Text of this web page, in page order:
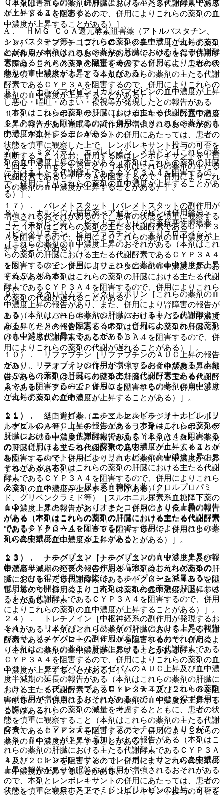
（本剤はこれらの薬剤の肝臓における主たる代謝酵素である
ＣＹＰ３Ａ４を阻害するので、併用によりこれらの薬剤の血
中濃度が上昇することがある）］。
１５）． イブルチニブ、ラロトレクチニブ［これらの薬剤
の副作用が増強されるおそれがあるので、やむを得ず併用す
る際は、これらの薬剤の減量を考慮するとともに、患者の状
態を慎重に観察すること（本剤はこれらの薬剤の主たる代謝
酵素であるＣＹＰ３Ａを阻害するので、併用によりこれらの
薬剤の血中濃度が上昇することがある）］。
１６）． レンボレキサント［レンボレキサントの血中濃度
上昇の報告があり傾眠等の副作用が増強されるおそれがある
ので、本剤とレンボレキサントの併用にあたっては、患者の
状態を慎重に観察した上で、レンボレキサント投与の可否を
判断すること（なお、併用する際はレンボレキサントを１日
１回２．５ｍｇとすること）（本剤はこれらの薬剤の主たる
代謝酵素であるＣＹＰ３Ａを阻害するので、併用によりこれ
らの薬剤の血中濃度が上昇することがある）］。
１７）． バレメトスタット［バレメトスタットの副作用が
増強されるおそれがあるので、患者の状態を慎重に観察する
こと（本剤はこれらの薬剤の主たる代謝酵素であるＣＹＰ３
Ａを阻害するので、併用によりこれらの薬剤の血中濃度が上
昇することがある）］。
１８）． フェンタニル［フェンタニルの血中濃度上昇のお
それがある（本剤はこれらの薬剤の肝臓における主たる代謝
酵素であるＣＹＰ３Ａ４を阻害するので、併用によりこれら
の薬剤の代謝が遅れることがある）］。
１９）． リバーロキサバン［リバーロキサバンの血中濃度
が上昇したとの報告がある（本剤はこれらの薬剤の肝臓にお
ける主たる代謝酵素であるＣＹＰ３Ａ４を阻害するので、併
用によりこれらの薬剤の代謝が遅れることがある）］。
２０）． テオフィリン［テオフィリンの血中濃度上昇の報
告がある（本剤はこれらの薬剤の肝臓における主たる代謝酵
素であるチトクロームＰ４５０を阻害するので、併用により
これらの薬剤の血中濃度が上昇することがある）］。
２１）． 経口避妊薬（エチニルエストラジオール、レボノ
ルゲストレル等）［エチニルエストラジオール、レボノルゲ
ストレルの血中濃度上昇の報告がある（本剤はこれらの薬剤
の肝臓における主たる代謝酵素であるチトクロームＰ４５０
を阻害するので、併用によりこれらの薬剤の血中濃度が上昇
することがある）］。
２２）． スルホニル尿素系血糖降下薬（クロルプロパミ
ド、グリベンクラミド等）［スルホニル尿素系血糖降下薬の
血中濃度上昇の報告があり、また、併用により低血糖の報告
がある（本剤はこれらの薬剤の肝臓における主たる代謝酵素
であるチトクロームＰ４５０を阻害するので、併用によりこ
れらの薬剤の血中濃度が上昇することがある）］。
２３）． ナテグリニド［ナテグリニドのＡＵＣ上昇及び血
中濃度半減期の延長の報告がある（本剤はこれらの薬剤の肝
臓における主たる代謝酵素であるチトクロームＰ４５０を阻
害するので、併用によりこれらの薬剤の血中濃度が上昇する
ことがある）］。
２４）． トレチノイン［中枢神経系の副作用が発現するお
それがある（本剤はこれらの薬剤の肝臓における主たる代謝
酵素であるチトクロームＰ４５０を阻害するので、併用によ
りこれらの薬剤の血中濃度が上昇することがある）］。
２５）． ジアゼパム［ジアゼパムのＡＵＣ上昇及び血中濃
度半減期の延長の報告がある（本剤はこれらの薬剤の肝臓に
おける主たる代謝酵素であるＣＹＰ３Ａ４及び２Ｃ１９を阻
害するので、併用によりこれらの薬剤の血中濃度が上昇する
ことがある）］。
２６）． トファシチニブ［トファシチニブのＡＵＣが７
９％・Ｃｍａｘが２７％増加したとの報告がある（本剤はこ
れらの薬剤の肝臓における主たる代謝酵素であるＣＹＰ３Ａ
４及び２Ｃ１９を阻害するので、併用によりこれらの薬剤の
血中濃度が上昇することがある）］。
２７）． シクロホスファミド［ビリルビンの上昇、クレア
Ｃ９を阻害するので、併用によりフルバスタチンの血中濃度
が上昇することがある）］。
A． ＨＭＧ−ＣｏＡ還元酵素阻害薬（アトルバスタチン、
シンバスタチン等）［これらの薬剤の血中濃度が上昇するこ
とがある（本剤はこれらの薬剤の肝臓における主たる代謝酵
素であるＣＹＰ３Ａ４を阻害するので、併用によりこれらの
薬剤の血中濃度が上昇することがある）］。
６）． カルバマゼピン［カルバマゼピンの血中濃度が上昇
し悪心・嘔吐・めまい・複視等が発現したとの報告がある
（本剤はこれらの薬剤の肝臓における主たる代謝酵素である
ＣＹＰ３Ａ４を阻害するので、併用によりこれらの薬剤の血
中濃度が上昇することがある）］。
７）． ミダゾラム、エプレレノン、メサドン［これらの薬
剤の血中濃度上昇の報告がある（本剤はこれらの薬剤の肝臓
における主たる代謝酵素であるＣＹＰ３Ａ４を阻害するの
で、併用によりこれらの薬剤の血中濃度が上昇することがあ
る）］。
８）． カルシウム拮抗薬＜アゼルニジピンは併用禁忌＞
（ニフェジピン等）、ビンカアルカロイド系抗悪性腫瘍薬
（ビンクリスチン、ビンブラスチン）、エリスロマイシン
［これらの薬剤の血中濃度上昇のおそれがある（本剤はこれ
らの薬剤の肝臓における主たる代謝酵素であるＣＹＰ３Ａ４
を阻害するので、併用によりこれらの薬剤の血中濃度が上昇
することがある）］。
９）． タクロリムス、シクロスポリン［これらの薬剤の血
中濃度上昇の報告があり、また、併用により腎障害の報告が
ある（本剤はこれらの薬剤の肝臓における主たる代謝酵素で
あるＣＹＰ３Ａ４を阻害するので、併用によりこれらの薬剤
の血中濃度が上昇することがある）］。
１０）． リファブチン［リファブチンのＡＵＣ上昇の報告
があり、リファブチンの作用が増強するおそれがある（本剤
はこれらの薬剤の肝臓における主たる代謝酵素であるＣＹＰ
３Ａ４を阻害するので、併用によりこれらの薬剤の血中濃度
が上昇することがある）］。
１１）． リトナビル、ニルマトレルビル・リトナビル［リ
トナビルのＡＵＣ上昇の報告がある（本剤はこれらの薬剤の
肝臓における主たる代謝酵素であるＣＹＰ３Ａ４を阻害する
ので、併用によりこれらの薬剤の血中濃度が上昇することが
ある）。ニルマトレルビル・リトナビルの血中濃度上昇のお
それがある（本剤はこれらの薬剤の肝臓における主たる代謝
酵素であるＣＹＰ３Ａ４を阻害するので、併用によりこれら
の薬剤の血中濃度が上昇することがある）］。
１２）． オキシコドン［オキシコドンのＡＵＣ上昇の報告
がある（本剤はこれらの薬剤の肝臓における主たる代謝酵素
であるＣＹＰ３Ａ４を阻害するので、併用によりこれらの薬
剤の血中濃度が上昇することがある）］。
１３）． トルバプタン［トルバプタンの血中濃度上昇の報
告があり、トルバプタンの作用が増強するおそれがあるの
で、やむを得ず併用する際は、トルバプタンを減量あるいは
低用量から開始すること（本剤はこれらの薬剤の肝臓におけ
る主たる代謝酵素であるＣＹＰ３Ａ４を阻害するので、併用
によりこれらの薬剤の血中濃度が上昇することがある）］。
１４）． リメゲパント［リメゲパントのＡＵＣ上昇の報告
があり、リメゲパントの副作用が増強されるおそれがある
（本剤はこれらの薬剤の肝臓における主たる代謝酵素である
ＣＹＰ３Ａ４を阻害するので、併用によりこれらの薬剤の血
中濃度が上昇することがある）］。
１５）． イブルチニブ、ラロトレクチニブ［これらの薬剤
の副作用が増強されるおそれがあるので、やむを得ず併用す
る際は、これらの薬剤の減量を考慮するとともに、患者の状
態を慎重に観察すること（本剤はこれらの薬剤の主たる代謝
酵素であるＣＹＰ３Ａを阻害するので、併用によりこれらの
薬剤の血中濃度が上昇することがある）］。
１６）． レンボレキサント［レンボレキサントの血中濃度
上昇の報告があり傾眠等の副作用が増強されるおそれがある
ので、本剤とレンボレキサントの併用にあたっては、患者の
状態を慎重に観察した上で、レンボレキサント投与の可否を